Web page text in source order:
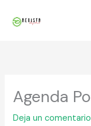
Agenda
Deja un comentario